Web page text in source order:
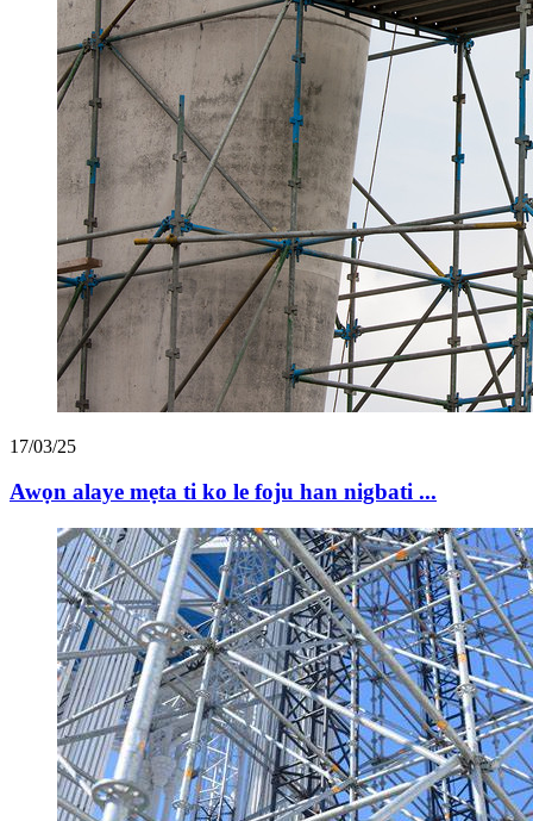
17/03/25
Awọn alaye mẹta ti ko le foju han nigbati ...